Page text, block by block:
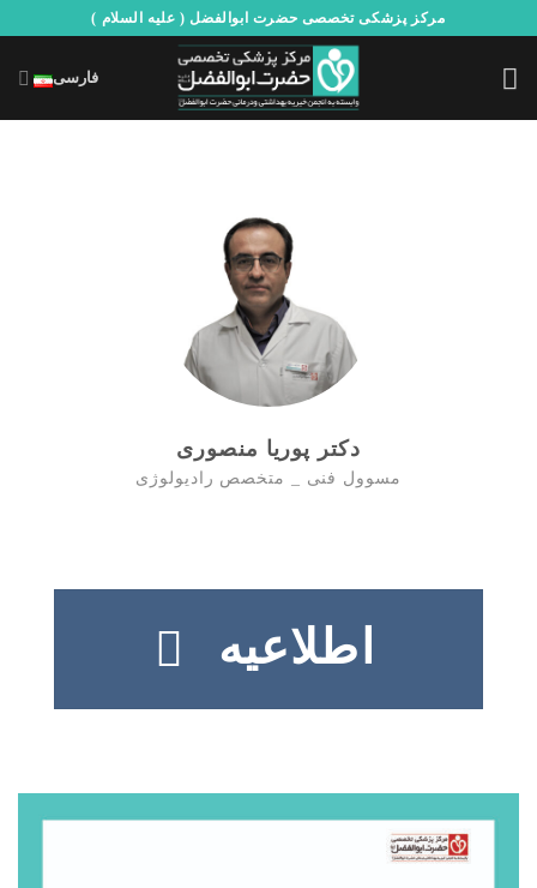
content
مرکز پزشکی تخصصی حضرت ابوالفضل ( علیه السلام )
فارسی
دکتر پوریا منصوری
مسوول فنی _ متخصص رادیولوژی
اطلاعیه